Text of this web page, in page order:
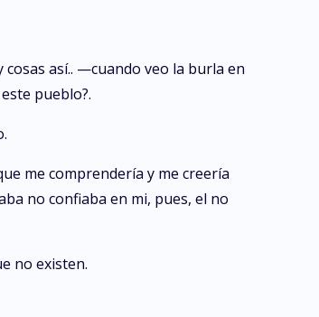
así.. —cuando veo la burla en
pueblo?.
me comprendería y me creería
no confiaba en mi, pues, el no
no existen.